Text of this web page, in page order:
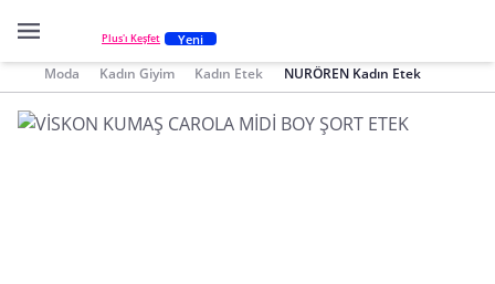
Plus'ı Keşfet Yeni
Moda Kadın Giyim Kadın Etek NURÖREN Kadın Etek